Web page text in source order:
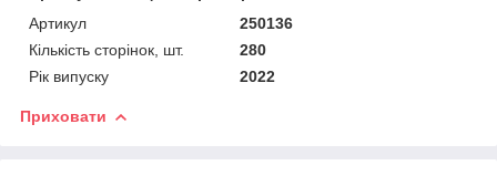
Артикул
250136
Кількість сторінок, шт.
280
Рік випуску
2022
Приховати